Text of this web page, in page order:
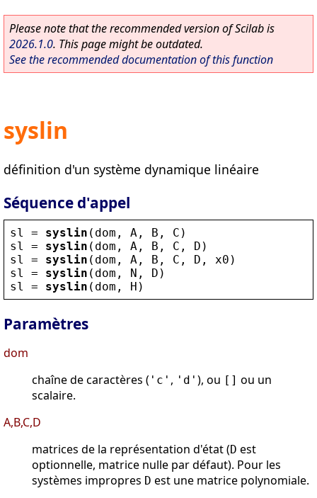
Please note that the recommended version of Scilab is
2026.1.0. This page might be outdated.
See the recommended documentation of this function
syslin
définition d'un système dynamique linéaire
Séquence d'appel
sl = syslin ( dom , A , B , C )
sl
= syslin ( dom , A , B , C , D )
sl
= syslin ( dom , A , B , C , D , x0 )
sl
= syslin ( dom , N , D )
sl
= syslin ( dom , H )
Paramètres
dom
chaîne de caractères ( 'c' , 'd' ), ou [] ou un
scalaire.
A,B,C,D
matrices de la représentation d'état (D est
optionnelle, matrice nulle par défaut). Pour les
systèmes impropres D est une matrice polynomiale.